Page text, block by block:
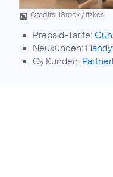
Credits: iStock / fizkes
Prepaid-Tarife:
Neukunden:
O2 Kunden: